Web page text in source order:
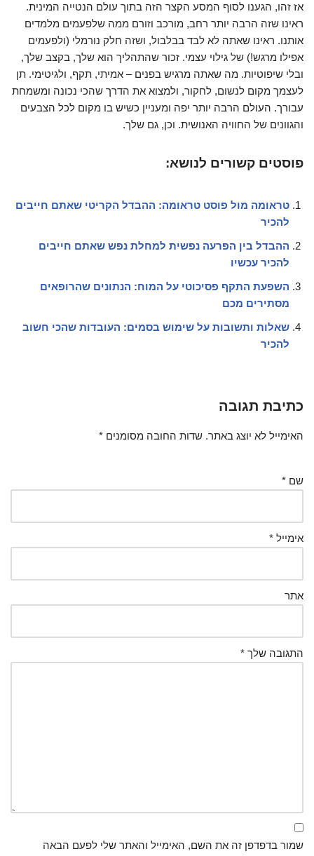
אז זהו, הגענו לסוף המסע הקצר הזה בתוך עולם הנטייה המינית.
ראינו שזה הרבה יותר רחב, מורכב וזורם ממה שלפעמים מלמדים
אותנו. ראינו שאתה לא לבד בבלבול, ושזה חלק נורמלי (ולפעמים
אפילו מרגש!) של גילוי עצמי. זכור שהתהליך הוא שלך, בקצב שלך,
ובלי שיפוטיות. מה שאתה מרגיש בפנים – אמיתי, תקף, ולגיטימי. תן
לעצמך מקום לנשום, לחקור, ולמצוא את הדרך שהכי נכונה ומשמחת
עבורך. העולם הרבה יותר יפה ומעניין כשיש בו מקום לכל הצבעים
והגוונים של החוויה האנושית. וכן, גם שלך.
פוסטים קשורים לנושא:
טראומה מול פוסט טראומה: ההבדל הקריטי שאתם חייבים
להכיר
ההבדל בין הפרעה נפשית למחלת נפש שאתם חייבים
להכיר עכשיו
השפעת התקף פסיכוטי על המוח: הנתונים שהרופאים
מסתירים מכם
שאלות ותשובות על שימוש בסמים: העובדות שהכי חשוב
להכיר
כתיבת תגובה
האימייל לא יוצג באתר. שדות החובה מסומנים *
שם *
אימייל *
אתר
התגובה שלך *
שמור בדפדפן זה את השם, האימייל והאתר שלי לפעם הבאה